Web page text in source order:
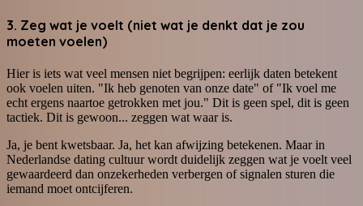
3. Zeg wat je voelt (niet wat je denkt dat je zou
moeten voelen)
Hier is iets wat veel mensen niet begrijpen: eerlijk daten betekent
ook voelen uiten. "Ik heb genoten van onze date" of "Ik voel me
echt ergens naartoe getrokken met jou." Dit is geen spel, dit is geen
tactiek. Dit is gewoon... zeggen wat waar is.
Ja, je bent kwetsbaar. Ja, het kan afwijzing betekenen. Maar in
Nederlandse dating cultuur wordt duidelijk zeggen wat je voelt veel
gewaardeerd dan onzekerheden verbergen of signalen sturen die
iemand moet ontcijferen.